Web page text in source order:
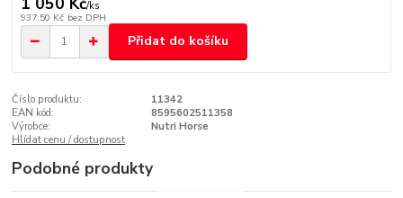
/ks
937,50 Kč bez DPH
Přidat do košíku
Číslo produktu:
11342
EAN kód:
8595602511358
Výrobce:
Nutri Horse
Hlídat cenu / dostupnost
Podobné produkty